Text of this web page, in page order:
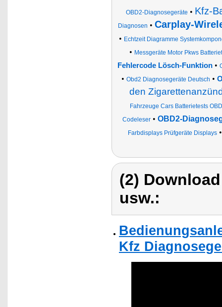
OBD2-Diagnosegeräte • Kfz-
Diagnosen • Carplay-
• Echtzeit Diagramme
• Messgeräte Motor Pkws
Fehlercode Lösch-Funktion •
• Obd2 Diagnosegeräte Deutsch •
den
Fahrzeuge Cars Batterietests
Codeleser• OBD2-
Farbdisplays Prüfgeräte Displays
(2)
usw.:
Kfz